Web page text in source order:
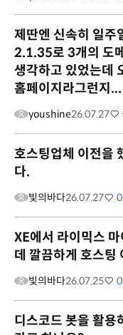
제딴엔 신속히 일
2.1.35로 3개의 도
생각하고 있었는데
홈페이지라그런지...
youshine26.07.27
호스팅업체 이전을
다.
빛의바다26.07.27 0
XE에서 라이믹스
데 깔끔하게 호스팅
빛의바다26.07.25 0
디스코드 봇을 활용